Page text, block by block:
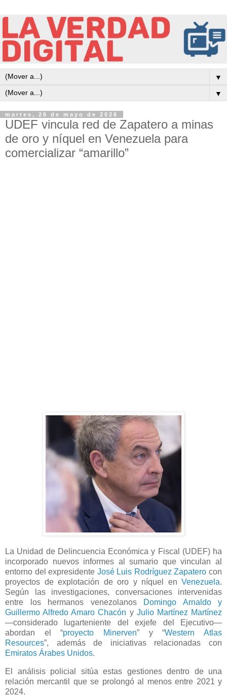
▼
▼
martes, 26 de mayo de 2026
UDEF vincula red de Zapatero a minas
de oro y níquel en Venezuela para
comercializar “amarillo”
La Unidad de Delincuencia Económica y Fiscal (UDEF) ha
incorporado nuevos informes al sumario que vinculan al
entorno del expresidente José Luis Rodríguez Zapatero con
proyectos de explotación de oro y níquel en Venezuela.
Según las investigaciones, conversaciones intervenidas
entre los hermanos venezolanos
Domingo Arnaldo y
Guillermo Alfredo Amaro Chacón y Julio Martínez Martínez
—considerado lugarteniente del exjefe del Ejecutivo—
abordan el “proyecto Minerven” y “Western Atlas
Resources”, además de iniciativas relacionadas con
Emiratos Árabes Unidos.
El análisis policial sitúa estas gestiones dentro de una
relación mercantil que se prolongó al menos entre 2021 y
2024.